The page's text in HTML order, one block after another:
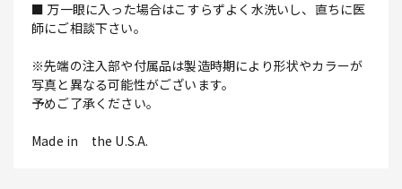
■ 万一眼に入った場合はこすらずよく水洗いし、直ちに医
師にご相談下さい。
※先端の注入部や付属品は製造時期により形状やカラーが
写真と異なる可能性がございます。
予めご了承ください。
Made in the U.S.A.